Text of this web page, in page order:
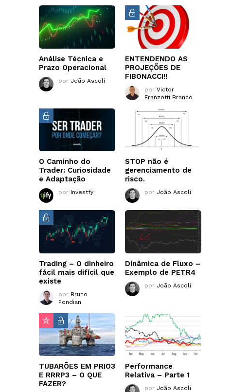
Análise Técnica e
Prazo Operacional
por João Ascoli
ENTENDENDO AS
PROJEÇÕES DE
FIBONACCI!!
por Victor
Franzotti Branco
O Caminho do
Trader: Curiosidade
e Adaptação
por Investfy
STOP não é
gerenciamento de
risco.
por João Ascoli
Trading – O dinheiro
fácil mais difícil que
existe
por Bruno
Pondian
Dinâmica de Fluxo –
Exemplo de PETR4
por João Ascoli
TUBARÕES EM PRIO3
E RRRP3 – O QUE
FAZER?
Performance
Relativa – Parte 1
por João Ascoli